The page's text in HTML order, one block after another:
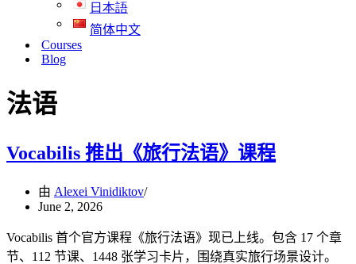
日本語
简体中文
Courses
Blog
法语
Vocabilis 推出《旅行法语》课程
由 Alexei Vinidiktov
June 2, 2026
Vocabilis 首个官方课程《旅行法语》现已上线。包含 17 个章
节、112 节课、1448 张学习卡片，围绕真实旅行场景设计。